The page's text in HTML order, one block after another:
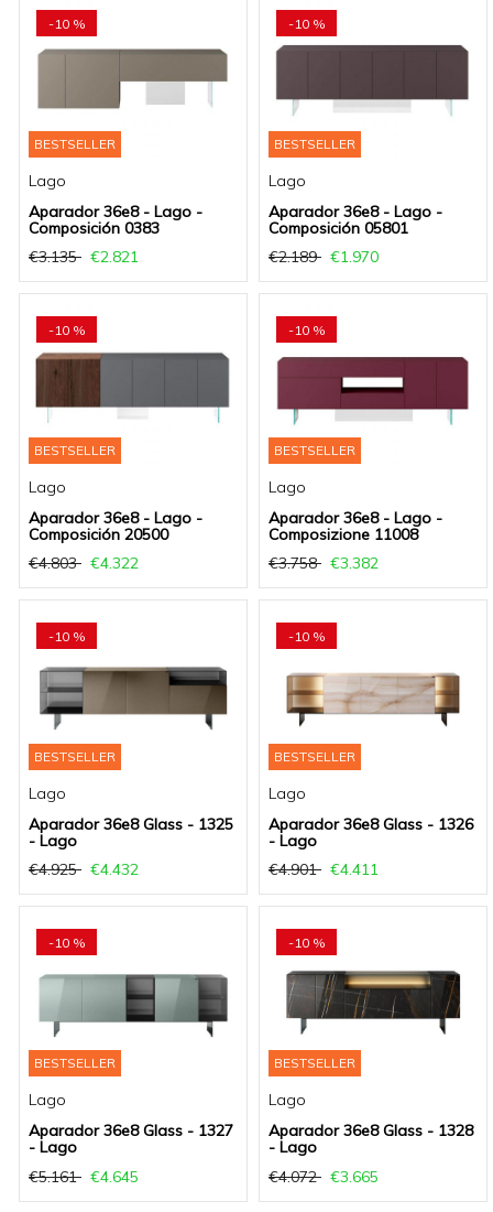
-10 %
BESTSELLER
Lago
Aparador 36e8 - Lago -
Composición 0383
€3.135
€2.821
-10 %
BESTSELLER
Lago
Aparador 36e8 - Lago -
Composición 05801
€2.189
€1.970
-10 %
BESTSELLER
Lago
Aparador 36e8 - Lago -
Composición 20500
€4.803
€4.322
-10 %
BESTSELLER
Lago
Aparador 36e8 - Lago -
Composizione 11008
€3.758
€3.382
-10 %
BESTSELLER
Lago
Aparador 36e8 Glass - 1325
- Lago
€4.925
€4.432
-10 %
BESTSELLER
Lago
Aparador 36e8 Glass - 1326
- Lago
€4.901
€4.411
-10 %
BESTSELLER
Lago
Aparador 36e8 Glass - 1327
- Lago
€5.161
€4.645
-10 %
BESTSELLER
Lago
Aparador 36e8 Glass - 1328
- Lago
€4.072
€3.665